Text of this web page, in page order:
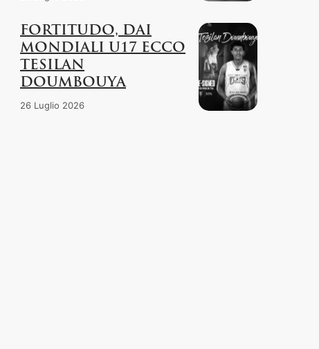
FORTITUDO, DAI
MONDIALI U17 ECCO
TESILAN
DOUMBOUYA
26 Luglio 2026